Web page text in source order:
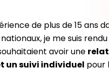
de plus de 15 ans
je me suis
avoir une
un suivi individuel pour